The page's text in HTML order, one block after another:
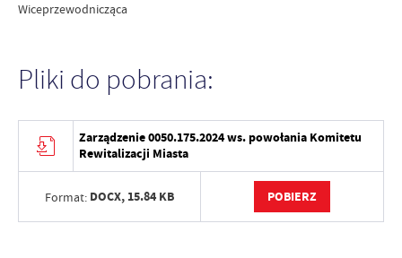
Wiceprzewodnicząca
Pliki do pobrania:
Zarządzenie 0050.175.2024 ws. powołania Komitetu
Rewitalizacji Miasta
Format: DOCX, 15.84 KB POBIERZ